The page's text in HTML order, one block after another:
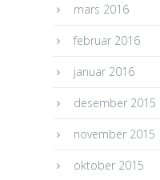
mars 2016
februar 2016
januar 2016
desember 2015
november 2015
oktober 2015